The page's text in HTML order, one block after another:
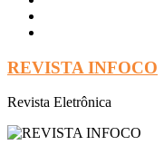
descontração
Oficinas gratuitas no
criativo do artista
REVISTA INFOCO
Revista Eletrônica